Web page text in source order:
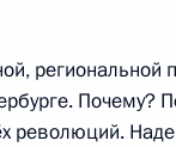
региональной
Почему?
революций.